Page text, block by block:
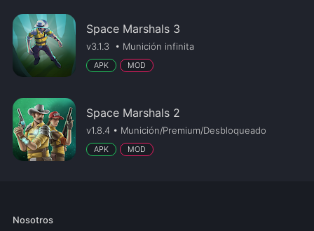
Space Marshals 3
v3.1.3 • Munición infinita
APK MOD
Space Marshals 2
v1.8.4 • Munición/Premium/Desbloqueado
APK MOD
Nosotros